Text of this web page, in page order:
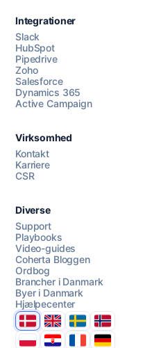
Chat med os
AI Campaign Assist
Integrationer
Slack
HubSpot
Pipedrive
Zoho
Salesforce
Dynamics 365
Active Campaign
Virksomhed
Kontakt
Karriere
CSR
Diverse
Support
Playbooks
Video-guides
Coherta Bloggen
Ordbog
Brancher i Danmark
Byer i Danmark
Hjælpecenter
DanmarkUnited Kingdom
SverigeNorge
PolskaHrvatskaFranceDeutschland